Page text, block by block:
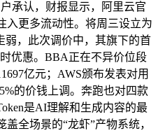
承认，财报显示，阿里云官
入更多流动性。将周三设立为
弱，此次调价中，其旗下的首
优惠。BBA正在不异价位段
亿元；AWS颁布发表对用
的价钱上调。奔跑也对四款
是AI理解和生成内容的最
全场景的“龙虾”产物系统，